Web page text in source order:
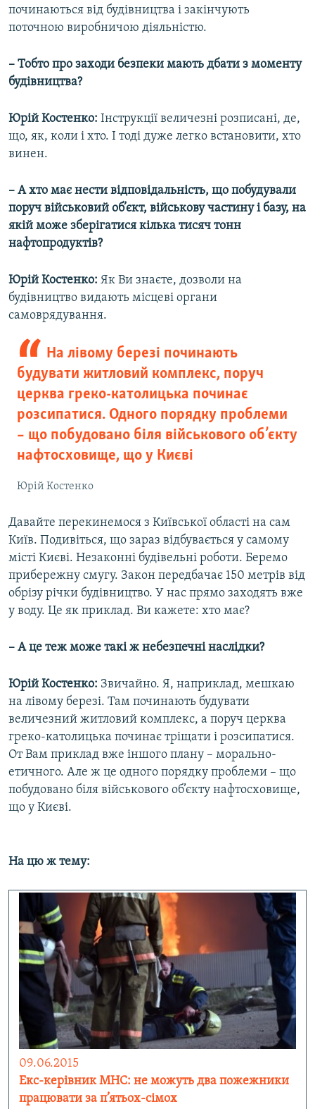
починаються від будівництва і закінчують
поточною виробничою діяльністю.
– Тобто про заходи безпеки мають дбати з моменту
будівництва?
Юрій Костенко: Інструкції величезні розписані, де,
що, як, коли і хто. І тоді дуже легко встановити, хто
винен.
– А хто має нести відповідальність, що побудували
поруч військовий об’єкт, військову частину і базу, на
якій може зберігатися кілька тисяч тонн
нафтопродуктів?
Юрій Костенко: Як Ви знаєте, дозволи на
будівництво видають місцеві органи
самоврядування.
На лівому березі починають
будувати житловий комплекс, поруч
церква греко-католицька починає
розсипатися. Одного порядку проблеми
– що побудовано біля військового об’єкту
нафтосховище, що у Києві
Юрій Костенко
Давайте перекинемося з Київської області на сам
Київ. Подивіться, що зараз відбувається у самому
місті Києві. Незаконні будівельні роботи. Беремо
прибережну смугу. Закон передбачає 150 метрів від
обрізу річки будівництво. У нас прямо заходять вже
у воду. Це як приклад. Ви кажете: хто має?
– А це теж може такі ж небезпечні наслідки?
Юрій Костенко: Звичайно. Я, наприклад, мешкаю
на лівому березі. Там починають будувати
величезний житловий комплекс, а поруч церква
греко-католицька починає тріщати і розсипатися.
От Вам приклад вже іншого плану – морально-
етичного. Але ж це одного порядку проблеми – що
побудовано біля військового об’єкту нафтосховище,
що у Києві.
На цю ж тему:
09.06.2015
Екс-керівник МНС: не можуть два пожежники
працювати за п’ятьох-сімох